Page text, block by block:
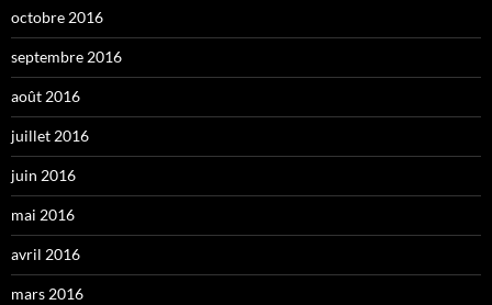
octobre 2016
septembre 2016
août 2016
juillet 2016
juin 2016
mai 2016
avril 2016
mars 2016